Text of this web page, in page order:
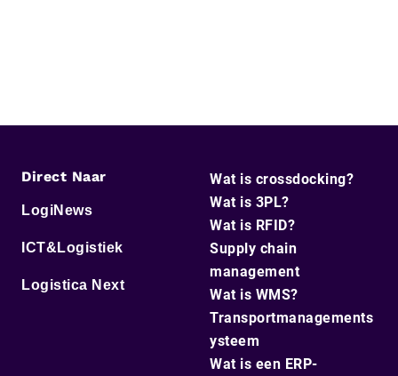
Direct Naar
LogiNews
ICT&Logistiek
Logistica Next
Wat is crossdocking?
Wat is 3PL?
Wat is RFID?
Supply chain
management
Wat is WMS?
Transportmanagements
ysteem
Wat is een ERP-